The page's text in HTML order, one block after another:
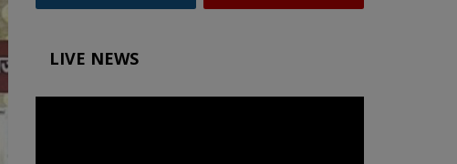
LIVE NEWS